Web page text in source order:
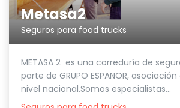
Metasa2
Seguros para food trucks
METASA 2 es una correduría de
parte de GRUPO ESPANOR,
nivel nacional.Somos especialistas...